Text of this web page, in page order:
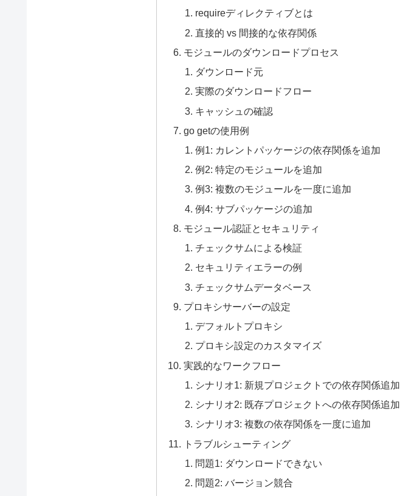
requireディレクティブとは
直接的 vs 間接的な依存関係
モジュールのダウンロードプロセス
ダウンロード元
実際のダウンロードフロー
キャッシュの確認
go getの使用例
例1: カレントパッケージの依存関係を追加
例2: 特定のモジュールを追加
例3: 複数のモジュールを一度に追加
例4: サブパッケージの追加
モジュール認証とセキュリティ
チェックサムによる検証
セキュリティエラーの例
チェックサムデータベース
プロキシサーバーの設定
デフォルトプロキシ
プロキシ設定のカスタマイズ
実践的なワークフロー
シナリオ1: 新規プロジェクトでの依存関係追加
シナリオ2: 既存プロジェクトへの依存関係追加
シナリオ3: 複数の依存関係を一度に追加
トラブルシューティング
問題1: ダウンロードできない
問題2: バージョン競合